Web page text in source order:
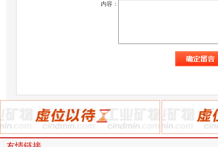
内容：